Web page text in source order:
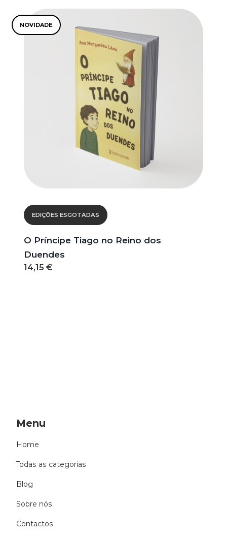
NOVIDADE
EDIÇÕES ESGOTADAS
O Príncipe Tiago no Reino dos
Duendes
14,15 €
Menu
Home
Todas as categorias
Blog
Sobre nós
Contactos